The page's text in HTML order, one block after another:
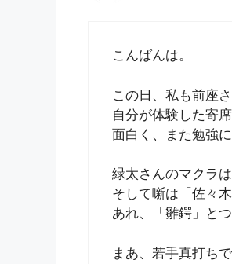
こんばんは。
この日、私も前座
自分が体験した寄
面白く、また勉強に
緑太さんのマクラ
そして噺は「佐々
あれ、「雛鍔」と
まあ、若手真打ち